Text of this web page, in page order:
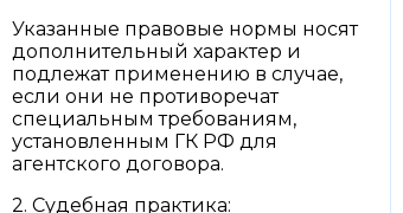
Указанные правовые нормы носят
дополнительный характер и
подлежат применению в случае,
если они не противоречат
специальным требованиям,
установленным ГК РФ для
агентского договора.
2. Судебная практика: